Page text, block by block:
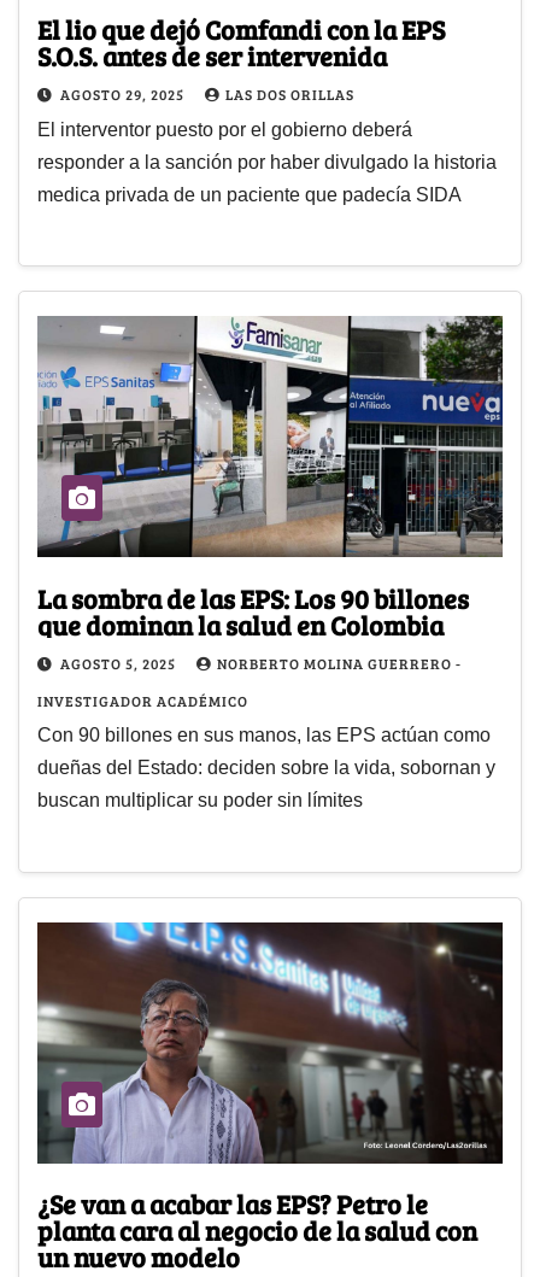
El lio que dejó Comfandi con la EPS
S.O.S. antes de ser intervenida
AGOSTO 29, 2025 LAS DOS ORILLAS
El interventor puesto por el gobierno deberá
responder a la sanción por haber divulgado la historia
medica privada de un paciente que padecía SIDA
La sombra de las EPS: Los 90 billones
que dominan la salud en Colombia
AGOSTO 5, 2025
NORBERTO MOLINA GUERRERO -
INVESTIGADOR ACADÉMICO
Con 90 billones en sus manos, las EPS actúan como
dueñas del Estado: deciden sobre la vida, sobornan y
buscan multiplicar su poder sin límites
¿Se van a acabar las EPS? Petro le
planta cara al negocio de la salud con
un nuevo modelo